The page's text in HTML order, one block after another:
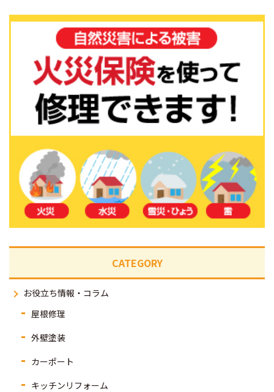
CATEGORY
お役立ち情報・コラム
屋根修理
外壁塗装
カーポート
キッチンリフォーム